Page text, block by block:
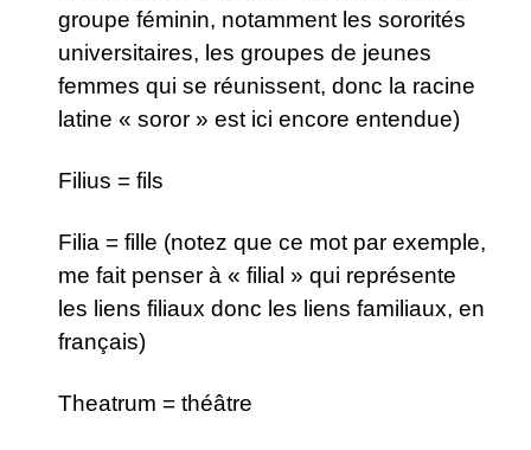
groupe féminin, notamment les sororités
universitaires, les groupes de jeunes
femmes qui se réunissent, donc la racine
latine « soror » est ici encore entendue)
Filius = fils
Filia = fille (notez que ce mot par exemple,
me fait penser à « filial » qui représente
les liens filiaux donc les liens familiaux, en
français)
Theatrum = théâtre